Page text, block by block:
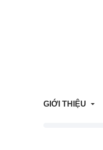
GIỚI THIỆU